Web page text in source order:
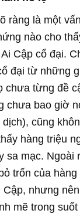
ràng là một
nào cho
Cập cổ đại.
đại từ những
chưa từng đề
chưa bao giờ
cũng
hàng triệu
sa mạc. Ngoài
trốn của
Cập, nhưng
mẽ trong